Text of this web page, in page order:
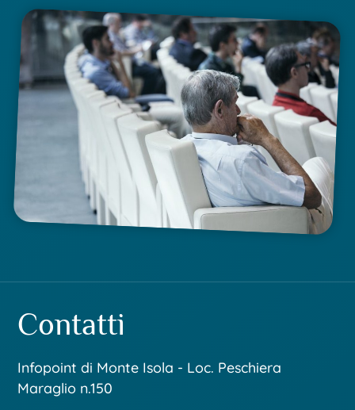
Contatti
Infopoint di Monte Isola - Loc. Peschiera
Maraglio n.150